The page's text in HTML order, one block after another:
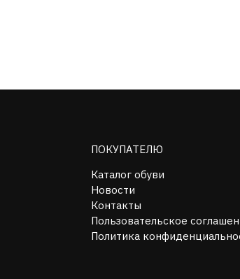
ПОКУПАТЕЛЮ
Каталог обуви
Новости
Контакты
Пользовательское
Политика